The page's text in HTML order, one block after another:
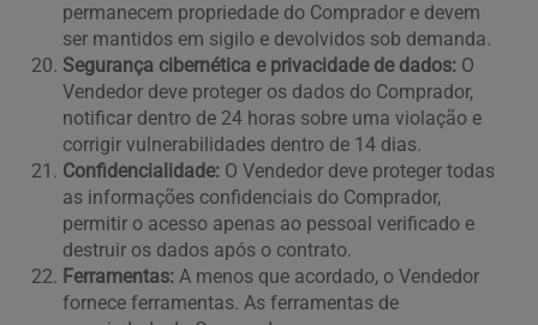
permanecem propriedade do Comprador e devem
ser mantidos em sigilo e devolvidos sob demanda.
Segurança cibernética e privacidade de dados: O
Vendedor deve proteger os dados do Comprador,
notificar dentro de 24 horas sobre uma violação e
corrigir vulnerabilidades dentro de 14 dias.
Confidencialidade: O Vendedor deve proteger todas
as informações confidenciais do Comprador,
permitir o acesso apenas ao pessoal verificado e
destruir os dados após o contrato.
Ferramentas: A menos que acordado, o Vendedor
fornece ferramentas. As ferramentas de